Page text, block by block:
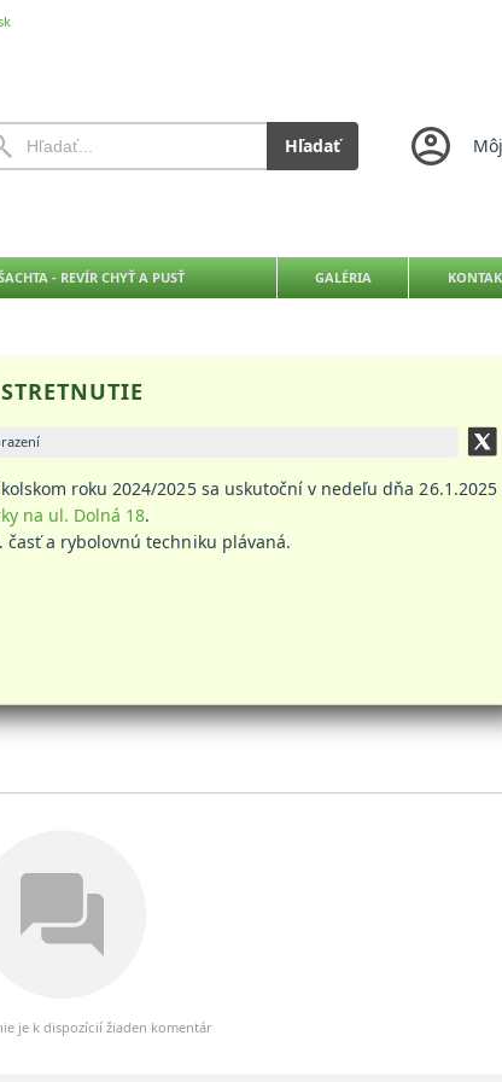
Hľadať
- REVÍR CHYŤ A PUSŤ GALÉRIA
roku 2024/2025 sa uskutoční v nedeľu dňa 26.1.2025
na ul. Dolná 18.
a rybolovnú techniku plávaná.
je k dispozícií žiaden komentár